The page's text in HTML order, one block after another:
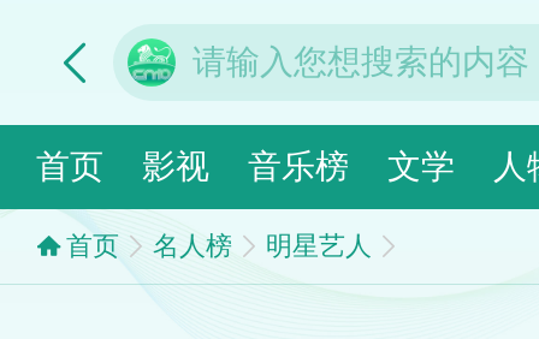
首页 影视 音乐榜 文学 人
首页 名人榜 明星艺人